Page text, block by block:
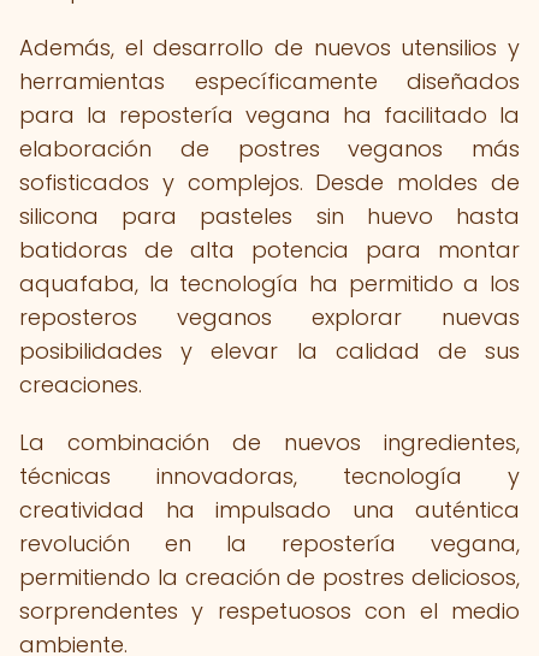
Además, el desarrollo de nuevos utensilios y
herramientas específicamente diseñados
para la repostería vegana ha facilitado la
elaboración de postres veganos más
sofisticados y complejos. Desde moldes de
silicona para pasteles sin huevo hasta
batidoras de alta potencia para montar
aquafaba, la tecnología ha permitido a los
reposteros veganos explorar nuevas
posibilidades y elevar la calidad de sus
creaciones.
La combinación de nuevos ingredientes,
técnicas innovadoras, tecnología y
creatividad ha impulsado una auténtica
revolución en la repostería vegana,
permitiendo la creación de postres deliciosos,
sorprendentes y respetuosos con el medio
ambiente.